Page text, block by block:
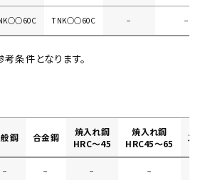
TNK○○60C − −
条件となります。
鋼 合金鋼
焼入れ鋼
HRC～45
焼入れ鋼
HRC45～65
ス
− − − −